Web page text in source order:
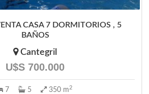
CASA 7 DORMITORIOS , 5
BAÑOS
Cantegril
U$S 700.000
7 5 350 m 2